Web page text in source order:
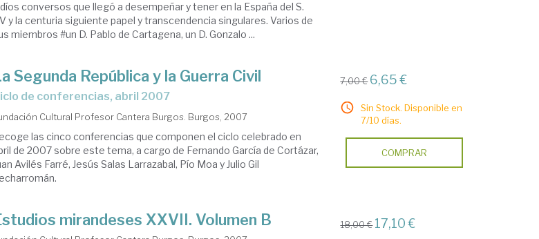
conversos que llegó a desempeñar y tener en la España del S.
y la centuria siguiente papel y transcendencia singulares. Varios de
miembros #un D. Pablo de Cartagena, un D. Gonzalo ...
Segunda República y la Guerra Civil
ciclo de conferencias, abril 2007
Cultural Profesor Cantera Burgos. Burgos, 2007
las cinco conferencias que componen el ciclo celebrado en
de 2007 sobre este tema, a cargo de Fernando García de Cortázar,
Avilés Farré, Jesús Salas Larrazabal, Pío Moa y Julio Gil
7,00 € 6,65 €
Sin Stock. Disponible en
7/10 días.
COMPRAR
mirandeses XXVII. Volumen B 18,00 € 17,10 €